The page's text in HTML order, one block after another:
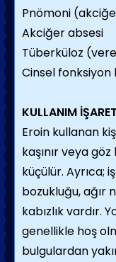
Pnömoni
Akciğer absesi
Tüberküloz
Cinsel fonksiyon
KULLANIM
Eroin kullanan
kaşınır veya
küçülür. Ayrıca;
bozukluğu, ağır
kabızlık vardır.
genellikle hoş
bulgulardan